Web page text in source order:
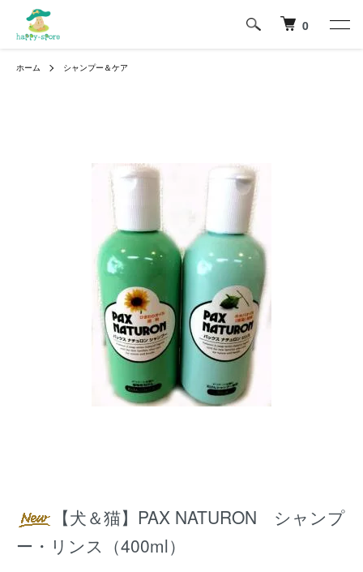
0
ホーム シャンプー＆ケア
【犬＆猫】PAX NATURON シャンプ
ー・リンス（400ml）